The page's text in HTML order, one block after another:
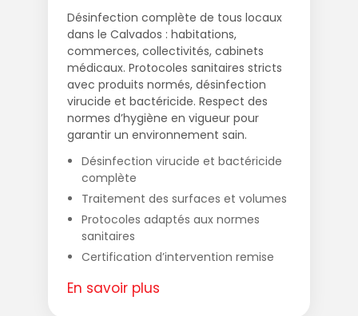
Désinfection complète de tous locaux
dans le Calvados : habitations,
commerces, collectivités, cabinets
médicaux. Protocoles sanitaires stricts
avec produits normés, désinfection
virucide et bactéricide. Respect des
normes d’hygiène en vigueur pour
garantir un environnement sain.
Désinfection virucide et bactéricide
complète
Traitement des surfaces et volumes
Protocoles adaptés aux normes
sanitaires
Certification d’intervention remise
En savoir plus